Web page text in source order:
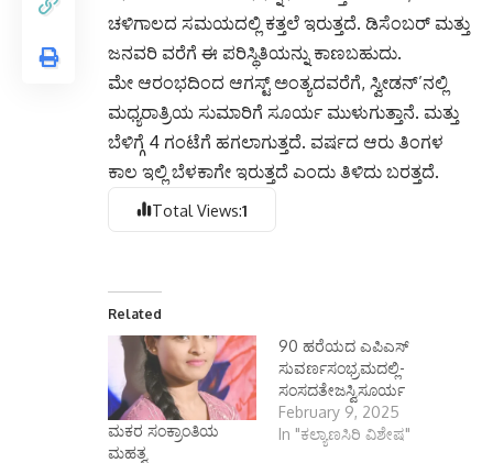
ಚಳಿಗಾಲದ ಸಮಯದಲ್ಲಿ ಕತ್ತಲೆ ಇರುತ್ತದೆ. ಡಿಸೆಂಬರ್ ಮತ್ತು
ಜನವರಿ ವರೆಗೆ ಈ ಪರಿಸ್ಥಿತಿಯನ್ನು ಕಾಣಬಹುದು.
ಮೇ ಆರಂಭದಿಂದ ಆಗಸ್ಟ್ ಅಂತ್ಯದವರೆಗೆ, ಸ್ವೀಡನ್‌’ನಲ್ಲಿ
ಮಧ್ಯರಾತ್ರಿಯ ಸುಮಾರಿಗೆ ಸೂರ್ಯ ಮುಳುಗುತ್ತಾನೆ. ಮತ್ತು
ಬೆಳಿಗ್ಗೆ 4 ಗಂಟೆಗೆ ಹಗಲಾಗುತ್ತದೆ. ವರ್ಷದ ಆರು ತಿಂಗಳ
ಕಾಲ ಇಲ್ಲಿ ಬೆಳಕಾಗೇ ಇರುತ್ತದೆ ಎಂದು ತಿಳಿದು ಬರತ್ತದೆ.
Total Views:1
Related
ಮಕರ ಸಂಕ್ರಾಂತಿಯ
ಮಹತ್ವ
‌90 ಹರೆಯದ ಎಪಿಎಸ್
ಸುವರ್ಣಸಂಭ್ರಮದಲ್ಲಿ-
ಸಂಸದತೇಜಸ್ವಿಸೂರ್ಯ
February 9, 2025
In "ಕಲ್ಯಾಣಸಿರಿ ವಿಶೇಷ"